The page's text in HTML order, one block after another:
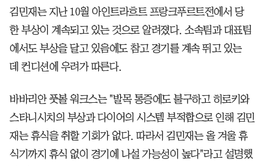
김민재는 지난 10월 아인트라흐트 프랑크푸르트전에서 당
한 부상이 계속되고 있는 것으로 알려졌다. 소속팀과 대표팀
에서도 부상을 달고 있음에도 참고 경기를 계속 뛰고 있는
데 컨디션에 우려가 따른다.
바바리안 풋볼 워크스는 "발목 통증에도 불구하고 히로키와
스타니시치의 부상과 다이어의 시스템 부적합으로 인해 김민
재는 휴식을 취할 기회가 없다. 따라서 김민재는 올 겨울 휴
식기까지 휴식 없이 경기에 나설 가능성이 높다"라고 설명했